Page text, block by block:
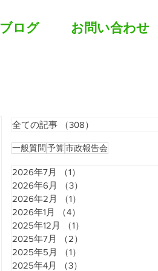
ブログ お問い合わせ
全ての記事 （308）
一般質問 予算市政報告会
2026年7月 （1）
2026年6月
（3）
2026年2月
（1）
2026年1月
（4）
2025年12月
（1）
2025年7月
（2）
2025年5月
（1）
2025年4月
（3）